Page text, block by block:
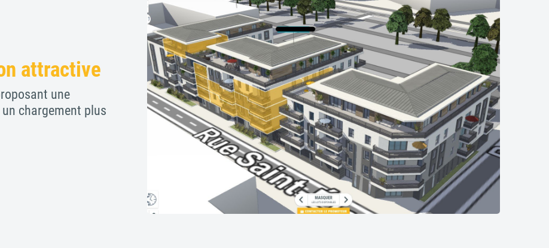
attractive
une
chargement plus